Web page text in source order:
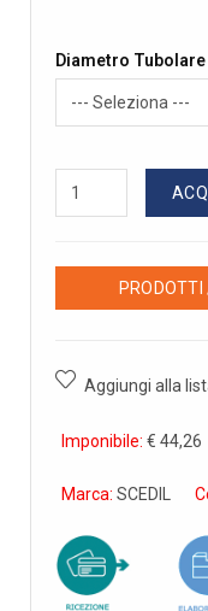
Diametro
Aggiungi alla
Imponibile: € 44,26
Marca: SCEDIL